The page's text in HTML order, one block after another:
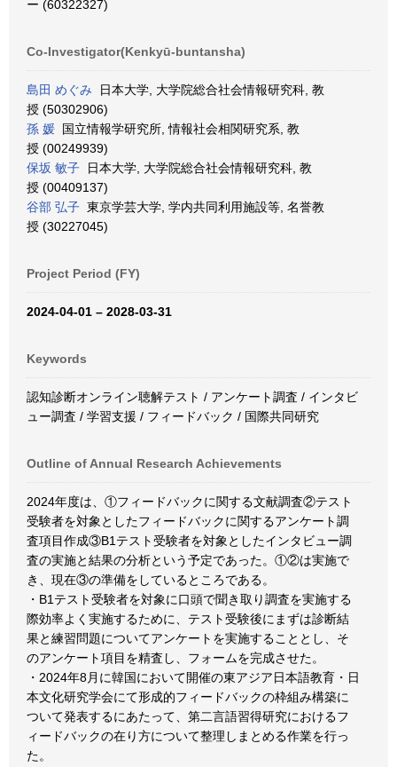
ー (60322327)
Co-Investigator(Kenkyū-buntansha)
島田 めぐみ 日本大学, 大学院総合社会情報研究科, 教
授 (50302906)
孫 媛 国立情報学研究所, 情報社会相関研究系, 教
授 (00249939)
保坂 敏子 日本大学, 大学院総合社会情報研究科, 教
授 (00409137)
谷部 弘子 東京学芸大学, 学内共同利用施設等, 名誉教
授 (30227045)
Project Period (FY)
2024-04-01 – 2028-03-31
Keywords
認知診断オンライン聴解テスト / アンケート調査 / インタビ
ュー調査 / 学習支援 / フィードバック / 国際共同研究
Outline of Annual Research Achievements
2024年度は、①フィードバックに関する文献調査②テスト
受験者を対象としたフィードバックに関するアンケート調
査項目作成③B1テスト受験者を対象としたインタビュー調
査の実施と結果の分析という予定であった。①②は実施で
き、現在③の準備をしているところである。
・B1テスト受験者を対象に口頭で聞き取り調査を実施する
際効率よく実施するために、テスト受験後にまずは診断結
果と練習問題についてアンケートを実施することとし、そ
のアンケート項目を精査し、フォームを完成させた。
・2024年8月に韓国において開催の東アジア日本語教育・日
本文化研究学会にて形成的フィードバックの枠組み構築に
ついて発表するにあたって、第二言語習得研究におけるフ
ィードバックの在り方について整理しまとめる作業を行っ
た。